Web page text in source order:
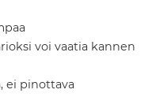
voi vaatia kannen
ei pinottava